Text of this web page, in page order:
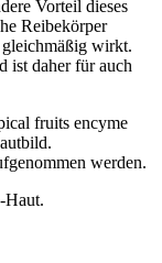
Vorteil dieses
Reibekörper
gleichmäßig wirkt.
ist daher für auch
fruits encyme
werden.
Haut.